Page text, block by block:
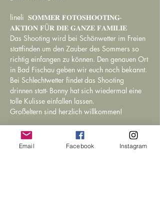
lineli  𝐒𝐎𝐌𝐌𝐄𝐑 𝐅𝐎𝐓𝐎𝐒𝐇𝐎𝐎𝐓𝚰𝐍𝐆-
𝐀𝐊𝐓𝚰𝐎𝐍 𝐅Ü𝐑 𝐃𝐈𝐄 𝐆𝐀𝐍𝐙𝐄 𝐅𝐀𝐌𝐈𝐋𝐈𝐄
Das Shooting wird bei Schönwetter im Freien
stattfinden um den Zauber des Sommers so
richtig einfangen zu können. Den genauen Ort
in Bad Fischau geben wir euch noch bekannt.
Bei Schlechtwetter findet das Shooting
drinnen statt- Bonny hat sich wiedermal eine
tolle Kulisse einfallen lassen.
Großeltern sind herzlich willkommen!
Fotografin:
Bonny Galitzenstein (Familienfotografin)
Email Facebook Instagram